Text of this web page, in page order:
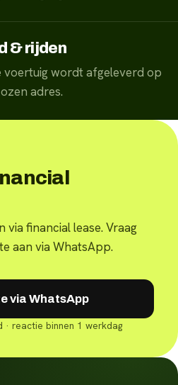
& rijden
voertuig wordt afgeleverd op
adres.
via financial lease. Vraag
aan via WhatsApp.
via WhatsApp
· reactie binnen 1 werkdag